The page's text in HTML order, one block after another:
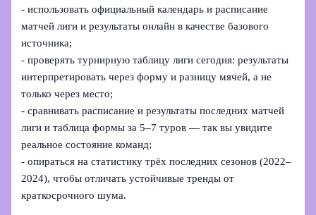
- использовать официальный календарь и расписание
матчей лиги и результаты онлайн в качестве базового
источника;
- проверять турнирную таблицу лиги сегодня: результаты
интерпретировать через форму и разницу мячей, а не
только через место;
- сравнивать расписание и результаты последних матчей
лиги и таблица формы за 5–7 туров — так вы увидите
реальное состояние команд;
- опираться на статистику трёх последних сезонов (2022–
2024), чтобы отличать устойчивые тренды от
краткосрочного шума.